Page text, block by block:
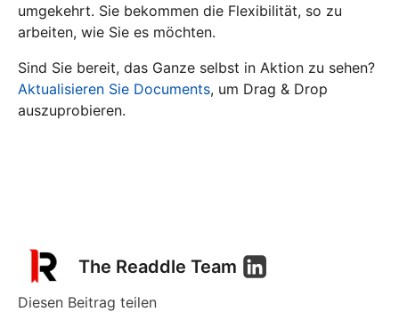
umgekehrt. Sie bekommen die Flexibilität, so zu
arbeiten, wie Sie es möchten.
Sind Sie bereit, das Ganze selbst in Aktion zu sehen?
Aktualisieren Sie Documents, um Drag & Drop
auszuprobieren.
The Readdle Team
Diesen Beitrag teilen